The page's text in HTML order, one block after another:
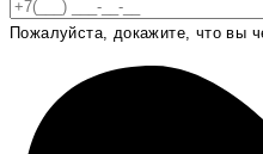
Пожалуйста, докажите, что вы